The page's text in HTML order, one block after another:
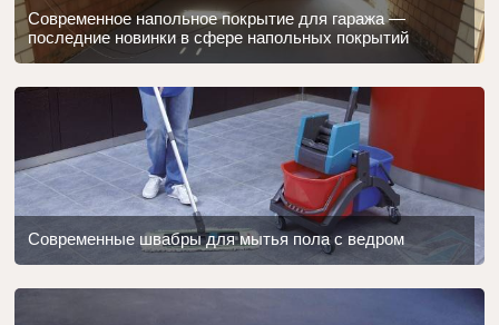
Современное напольное покрытие для гаража —
последние новинки в сфере напольных покрытий
Современные швабры для мытья пола с ведром